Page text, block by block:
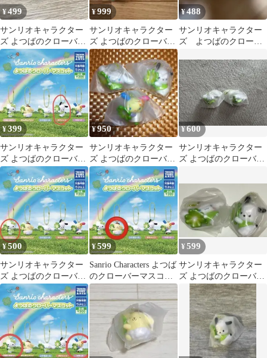
¥499
サンリオキャラクター
ズ よつばのクローバー
マスコット ウサハナ
¥999
サンリオキャラクター
ズ よつばのクローバー
マスコット 3種セット
¥488
サンリオキャラクター
ズ よつばのクローバ
ナ
¥399
サンリオキャラクター
ズ よつばのクローバー
マスコット ポチャッコ
¥950
サンリオキャラクター
ズ よつばのクローバー
マスコット
¥600
サンリオキャラクター
ズ よつばのクローバー
¥500
サンリオキャラクター
ズ よつばのクローバー
マスコット ハローキテ
ィ
¥599
Sanrio Characters よつば
のクローバーマスコッ
ト ポムポムプリン
¥599
サンリオキャラクター
ズ よつばのクローバー
マスコット シナモ
ン ポチャッコ